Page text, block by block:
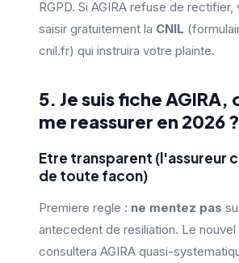
RGPD. Si AGIRA refuse de rectifier,
saisir gratuitement la CNIL
cnil.fr) qui instruira votre plainte.
5. Je suis fiche
me reassurer en 2026 ?
Etre transparent (l'assureur
de toute facon)
Premiere regle : ne mentez pas
antecedent de resiliation. Le nouvel
consultera AGIRA quasi-